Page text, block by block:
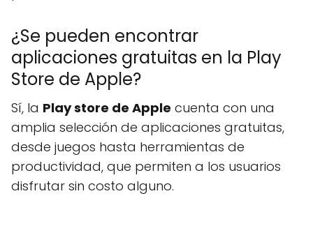
¿Se pueden encontrar
aplicaciones gratuitas en la Play
Store de Apple?
Sí, la Play store de Apple cuenta con una
amplia selección de aplicaciones gratuitas,
desde juegos hasta herramientas de
productividad, que permiten a los usuarios
disfrutar sin costo alguno.